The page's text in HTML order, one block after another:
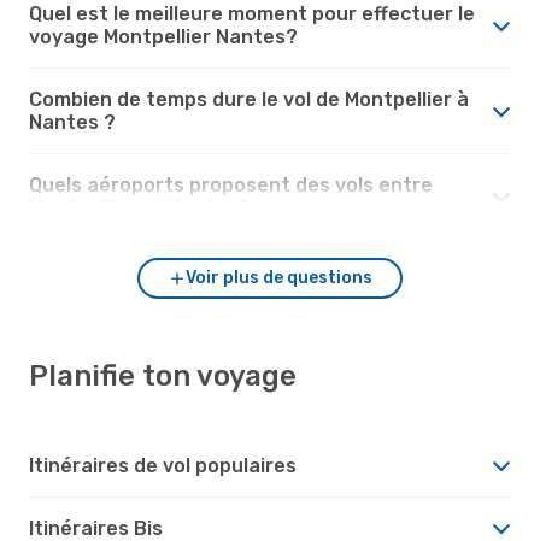
Quel est le meilleure moment pour effectuer le
voyage Montpellier Nantes?
Combien de temps dure le vol de Montpellier à
Nantes ?
Quels aéroports proposent des vols entre
Voir plus de questions
Planifie ton voyage
Itinéraires de vol populaires
Itinéraires Bis